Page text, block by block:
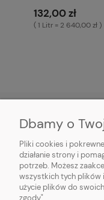
132,00 zł
( 1 Litr = 2 640,00 zł )
O NAS
OBSŁUGA KLIENTA
REGULAMINY
Dbamy o
Pliki cookies i
działanie strony i
potrzeb. Możesz
wszystkich tych plików
użycie plików do
zgody".